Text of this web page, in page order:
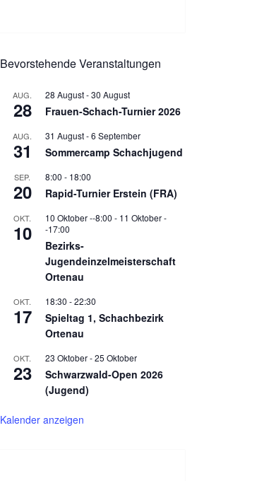
Bevorstehende Veranstaltungen
AUG.
28
28 August-30 August
Frauen-Schach-Turnier 2026
AUG.
31
31 August-6 September
Sommercamp Schachjugend
SEP.
20
8:00 - 18:00
Rapid-Turnier Erstein (FRA)
OKT.
10
10 Oktober --8:00 - 11 Oktober -
-17:00
Bezirks-
Jugendeinzelmeisterschaft
Ortenau
OKT.
17
18:30 -22:30
Spieltag 1, Schachbezirk
Ortenau
OKT.
23
23 Oktober-25 Oktober
Schwarzwald-Open 2026
(Jugend)
Kalender anzeigen